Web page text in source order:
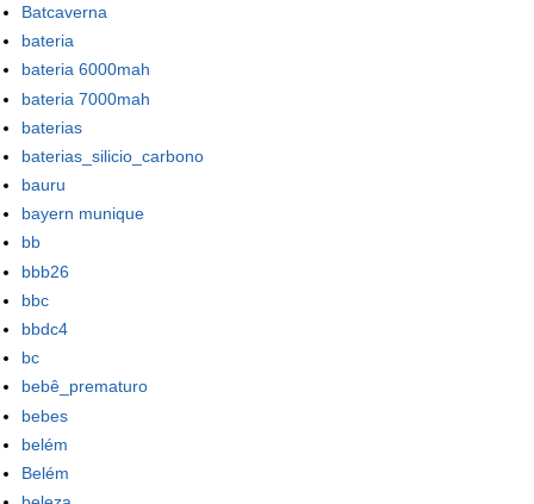
Batcaverna
bateria
bateria 6000mah
bateria 7000mah
baterias
baterias_silicio_carbono
bauru
bayern munique
bb
bbb26
bbc
bbdc4
bc
bebê_prematuro
bebes
belém
Belém